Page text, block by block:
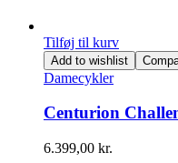
Tilføj til kurv
Add to wishlist
Damecykler
Centurion
6.399,00 kr.